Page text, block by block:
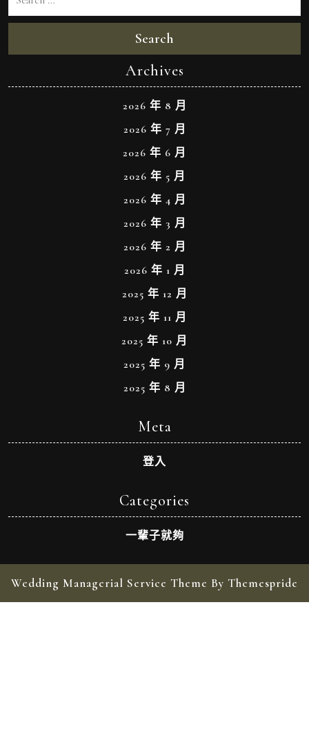
Search
Archives
2026 年 8 月
2026 年 7 月
2026 年 6 月
2026 年 5 月
2026 年 4 月
2026 年 3 月
2026 年 2 月
2026 年 1 月
2025 年 12 月
2025 年 11 月
2025 年 10 月
2025 年 9 月
2025 年 8 月
Meta
登入
Categories
一輩子就夠
Wedding Managerial Service Theme By Themespride